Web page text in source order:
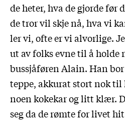
de heter, hva de gjorde før
de tror vil skje nå, hva vi
ler vi, ofte er vi alvorlige.
ut av folks evne til å holde
bussjåføren Alain. Han
teppe, akkurat stort nok
noen kokekar og litt klær.
seg da de rømte for livet